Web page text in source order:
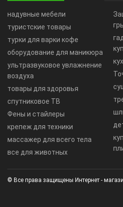
надувные мебели
туристские товары
турки для варки кофе
оборудование для маникюра
ультразвуковое увлажнение
воздуха
товары для здоровья
спутниковое ТВ
Фены и стайлеры
крепеж для техники
массажер для всего тела
все для животных
© Все права защищены Интернет -